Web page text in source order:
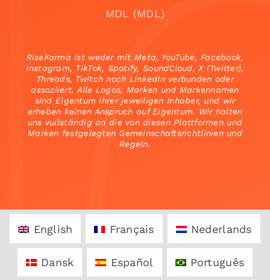
MDL (MDL)
RiseKarma ist weder mit Meta, YouTube, Facebook,
Instagram, TikTok, Spotify, SoundCloud, X (Twitter),
Threads, Twitch noch LinkedIn verbunden oder
assoziiert. Alle Logos, Marken und Markennamen
sind Eigentum ihrer jeweiligen Inhaber, und wir
erheben keinen Anspruch auf Eigentum. Wir halten
uns vollständig an die von diesen Plattformen und
Marken festgelegten Gemeinschaftsrichtlinien und
Regeln.
English Français Nederlands
Dansk Español Português